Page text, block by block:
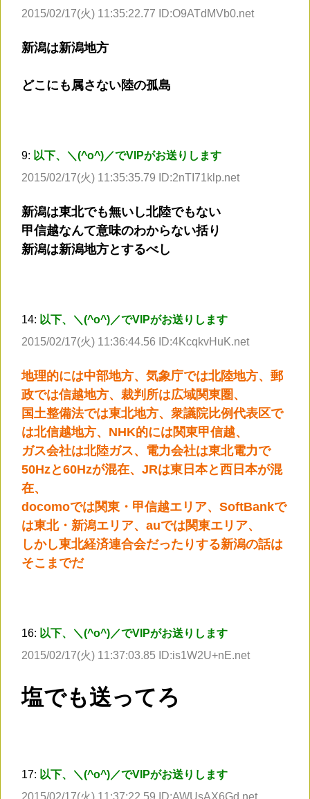
2015/02/17(火) 11:35:22.77 ID:O9ATdMVb0.net
新潟は新潟地方
どこにも属さない陸の孤島
9: 以下、＼(^o^)／でVIPがお送りします
2015/02/17(火) 11:35:35.79 ID:2nTI71klp.net
新潟は東北でも無いし北陸でもない
甲信越なんて意味のわからない括り
新潟は新潟地方とするべし
14: 以下、＼(^o^)／でVIPがお送りします
2015/02/17(火) 11:36:44.56 ID:4KcqkvHuK.net
地理的には中部地方、気象庁では北陸地方、郵
政では信越地方、裁判所は広域関東圏、
国土整備法では東北地方、衆議院比例代表区で
は北信越地方、NHK的には関東甲信越、
ガス会社は北陸ガス、電力会社は東北電力で
50Hzと60Hzが混在、JRは東日本と西日本が混
在、
docomoでは関東・甲信越エリア、SoftBankで
は東北・新潟エリア、auでは関東エリア、
しかし東北経済連合会だったりする新潟の話は
そこまでだ
16: 以下、＼(^o^)／でVIPがお送りします
2015/02/17(火) 11:37:03.85 ID:is1W2U+nE.net
塩でも送ってろ
17: 以下、＼(^o^)／でVIPがお送りします
2015/02/17(火) 11:37:22.59 ID:AWUsAX6Gd.net